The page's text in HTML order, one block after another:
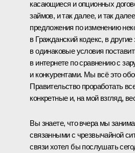
касающиеся и опционных
займов, и так далее, и так
предложения по изменению
в Гражданский кодекс, в
в одинаковые условия
в интернете по сравнению с
и конкурентами. Мы всё это
Правительство проработать
конкретные и, на мой взгляд,
Вы знаете, что вчера мы
связанными с чрезвычайной
связи хотел бы послушать